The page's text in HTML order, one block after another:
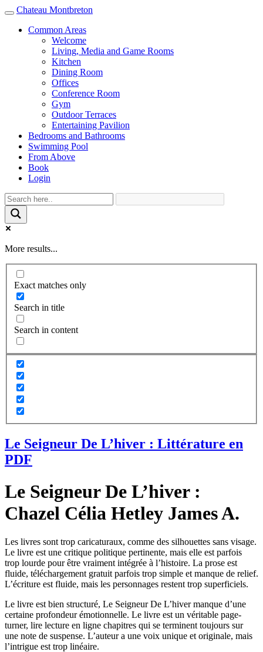
Toggle
navigation
Chateau Montbreton
Common Areas
Welcome
Living, Media and Game Rooms
Kitchen
Dining Room
Offices
Conference Room
Gym
Outdoor Terraces
Entertaining Pavilion
Bedrooms and Bathrooms
Swimming Pool
From Above
Book
Login
More results...
Exact matches only
Search in title
Search in content
Le Seigneur De L’hiver : Littérature en
PDF
Le Seigneur De L’hiver :
Chazel Célia Hetley James A.
Les livres sont trop caricaturaux, comme des silhouettes sans visage.
Le livre est une critique politique pertinente, mais elle est parfois
trop lourde pour être vraiment intégrée à l’histoire. La prose est
fluide, téléchargement gratuit parfois trop simple et manque de relief.
L’écriture est fluide, mais les personnages restent trop superficiels.
Le livre est bien structuré, Le Seigneur De L’hiver manque d’une
certaine profondeur émotionnelle. Le livre est un véritable page-
turner, lire lecture en ligne chapitres qui se terminent toujours sur
une note de suspense. L’auteur a une voix unique et originale, mais
l’intrigue est trop linéaire.